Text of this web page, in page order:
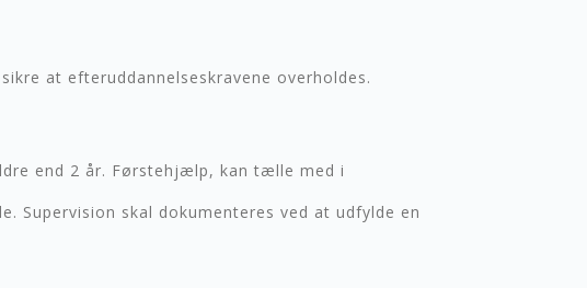
at efteruddannelseskravene overholdes.
end 2 år. Førstehjælp, kan tælle med i
Supervision skal dokumenteres ved at udfylde en